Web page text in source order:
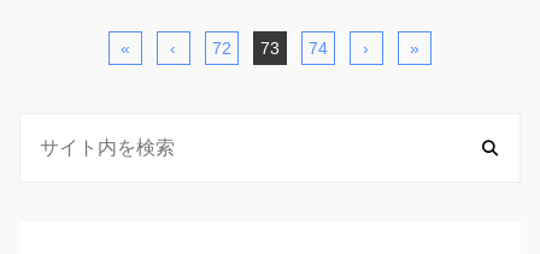
« ‹ 72 73 74 › »